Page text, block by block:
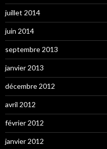
juillet 2014
juin 2014
septembre 2013
janvier 2013
décembre 2012
avril 2012
février 2012
janvier 2012